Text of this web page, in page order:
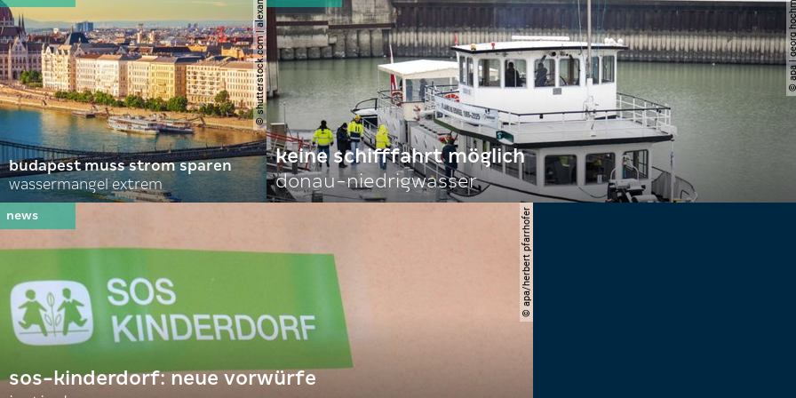
© shutterstock.com | alexanton
budapest muss strom sparen
wassermangel extrem
© apa |
keine schifffahrt möglich
donau-niedrigwasser
© apa/herbert pfarrhofer
sos-kinderdorf: neue vorwürfe